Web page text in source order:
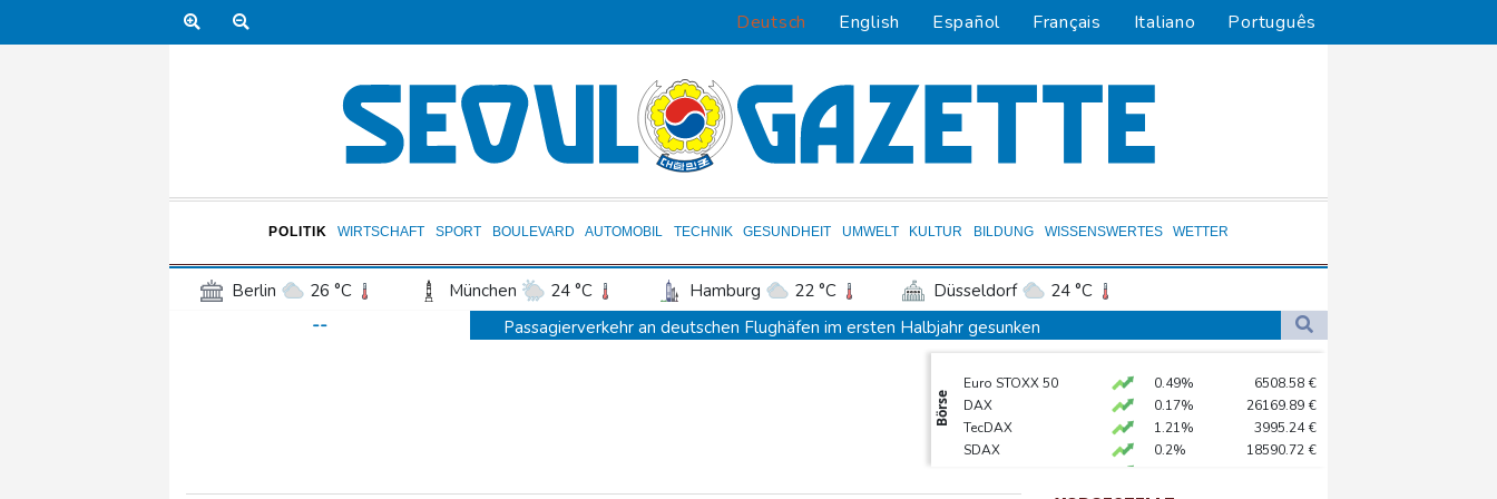
Deutsch English Español Français Italiano Português
POLITIK WIRTSCHAFT SPORT BOULEVARD AUTOMOBIL TECHNIK GESUNDHEIT UMWELT KULTUR BILDUNG WISSENSWERTES WETTER
Berlin 26 °C München 24 °C Hamburg 22 °C Düsseldorf
24 °C
Frankfurt am Main
Potsdam 27 °C Leipzig 29 °C Dortmund
Bremen
Wien
34 °C
--
Passagierverkehr an deutschen Flughäfen im ersten Halbjahr gesunken
Hausärzte kritisieren Untätigkeit der Regierung in Hitzekrise
Übernahmekampf: Commerzbank geht mit Rekordergebnis in Gespräche mit der Unicredit
Nach Drohnen-Vorfall an Leipziger Flughafen: Suche nach weiterem Objekt dauert an
Börse
Euro STOXX 50 0.49% 6508.58 €
DAX
0.17% 26169.89 €
TecDAX
1.21% 3995.24 €
SDAX
0.2% 18590.72 €
Goldpreis
0.36%